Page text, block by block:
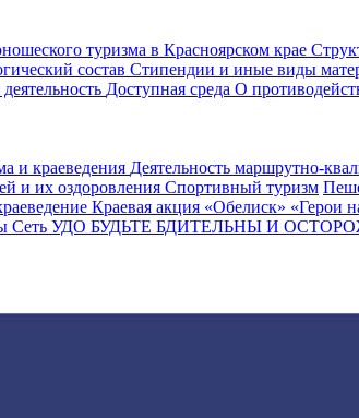
туризма в Красноярском крае
состав Стипендии и иные виды
Доступная среда О
и краеведения Деятельность маршрутно-
и их оздоровления Спортивный туризм
Краевая акция «Обелиск» «Герои
Сеть УДО БУДЬТЕ БДИТЕЛЬНЫ И